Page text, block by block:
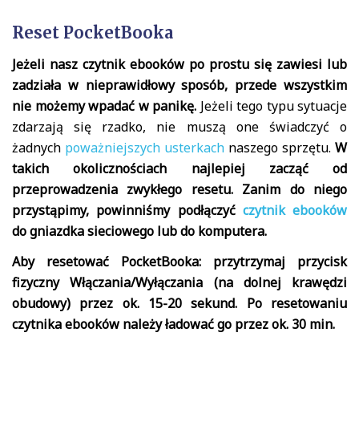
Reset PocketBooka
Jeżeli nasz czytnik ebooków po prostu się zawiesi lub
zadziała w nieprawidłowy sposób, przede wszystkim
nie możemy wpadać w panikę. Jeżeli tego typu sytuacje
zdarzają się rzadko, nie muszą one świadczyć o
żadnych poważniejszych usterkach naszego sprzętu. W
takich okolicznościach najlepiej zacząć od
przeprowadzenia zwykłego resetu. Zanim do niego
przystąpimy, powinniśmy podłączyć czytnik ebooków
do gniazdka sieciowego lub do komputera.
Aby resetować PocketBooka: przytrzymaj przycisk
fizyczny Włączania/Wyłączania (na dolnej krawędzi
obudowy) przez ok. 15-20 sekund. Po resetowaniu
czytnika ebooków należy ładować go przez ok. 30 min.